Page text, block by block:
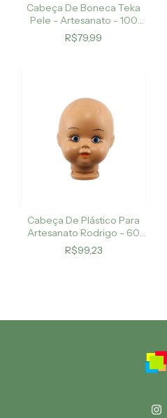
Cabeça De Boneca Teka
Pele - Artesanato - 100
Unids.
R$79,99
Cabeça De Plástico Para
Artesanato Rodrigo - 60
Cabeças
R$99,23